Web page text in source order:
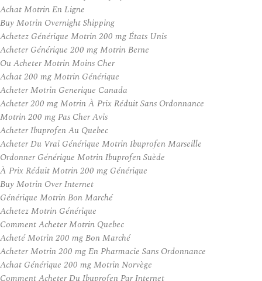
Achat Motrin En Ligne
Buy Motrin Overnight Shipping
Achetez Générique Motrin 200 mg États Unis
Acheter Générique 200 mg Motrin Berne
Ou Acheter Motrin Moins Cher
Achat 200 mg Motrin Générique
Acheter Motrin Generique Canada
Acheter 200 mg Motrin À Prix Réduit Sans Ordonnance
Motrin 200 mg Pas Cher Avis
Acheter Ibuprofen Au Quebec
Acheter Du Vrai Générique Motrin Ibuprofen Marseille
Ordonner Générique Motrin Ibuprofen Suède
À Prix Réduit Motrin 200 mg Générique
Buy Motrin Over Internet
Générique Motrin Bon Marché
Achetez Motrin Générique
Comment Acheter Motrin Quebec
Acheté Motrin 200 mg Bon Marché
Acheter Motrin 200 mg En Pharmacie Sans Ordonnance
Achat Générique 200 mg Motrin Norvège